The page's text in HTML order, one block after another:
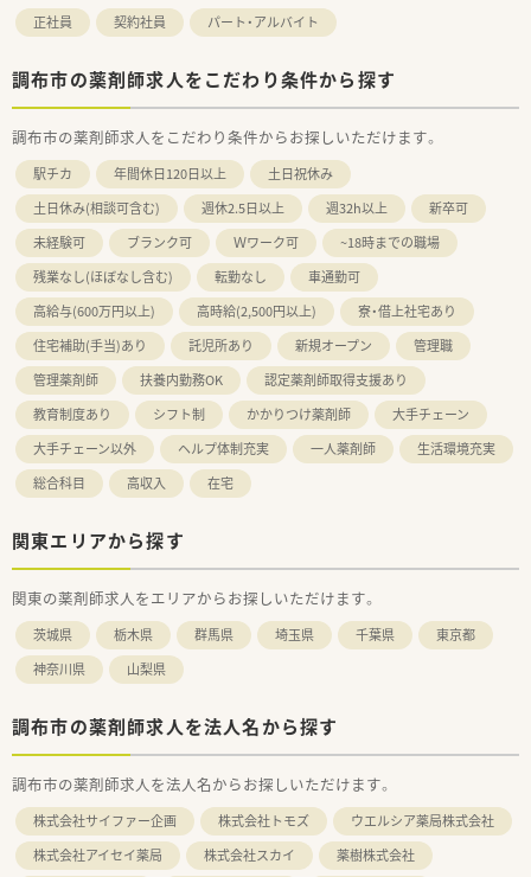
正社員 契約社員 パート・アルバイト
調布市の薬剤師求人をこだわり条件から探す
調布市の薬剤師求人をこだわり条件からお探しいただけます。
駅チカ 年間休日120日以上
土日祝休み
土日休み(相談可含む)
週休2.5日以上 週32h以上
新卒可
未経験可
ブランク可 Ｗワーク可
~18時までの職場
残業なし(ほぼなし含む)
転勤なし
車通勤可
高給与(600万円以上)
高時給(2,500円以上)
寮・借上社宅あり
住宅補助(手当)あり
託児所あり 新規オープン
管理職
管理薬剤師
扶養内勤務OK
認定薬剤師取得支援あり
教育制度あり
シフト制 かかりつけ薬剤師
大手チェーン
大手チェーン以外
ヘルプ体制充実 一人薬剤師
生活環境充実
総合科目
高収入 在宅
関東エリアから探す
関東の薬剤師求人をエリアからお探しいただけます。
茨城県 栃木県 群馬県 埼玉県 千葉県
東京都
神奈川県
山梨県
調布市の薬剤師求人を法人名から探す
調布市の薬剤師求人を法人名からお探しいただけます。
株式会社サイファー企画 株式会社トモズ
ウエルシア薬局株式会社
株式会社アイセイ薬局
株式会社スカイ
薬樹株式会社